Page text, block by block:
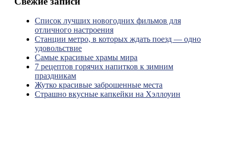
Список лучших новогодних фильмов для
отличного настроения
Станции метро, в которых ждать поезд — одно
удовольствие
Самые красивые храмы мира
7 рецептов горячих напитков к зимним
праздникам
Жутко красивые заброшенные места
Страшно вкусные капкейки на Хэллоуин